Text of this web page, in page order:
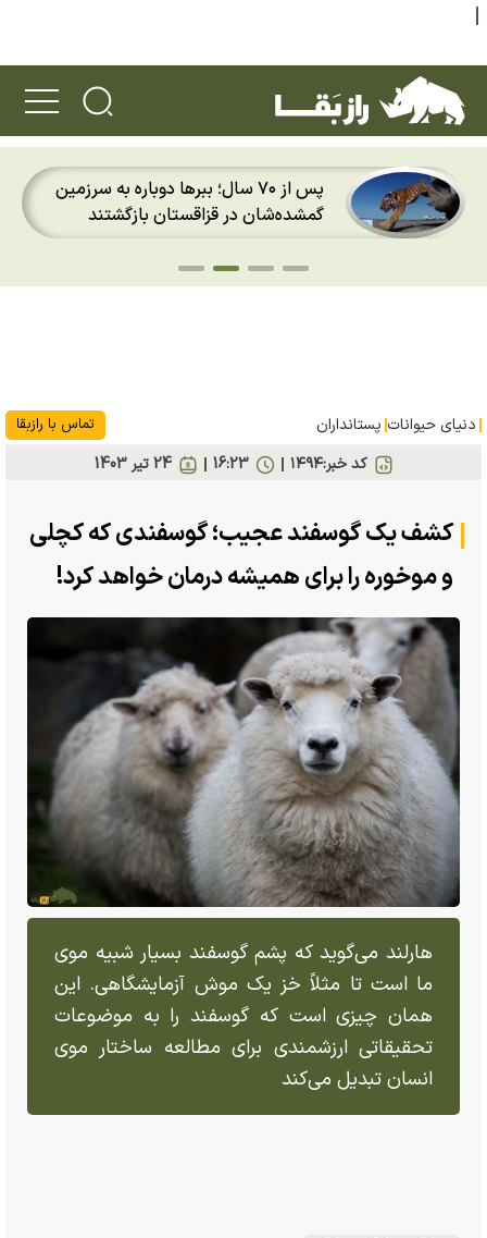
پس از ۲۰ سال؛ قورباغه‌های طلایی پاناما
دوباره باران را روی پوست خود احساس
دنیای حیوانات پستانداران تماس با رازبقا
کد خبر:۱۴۹۴ 24 تير 1403 16:23
کشف یک گوسفند عجیب؛ گوسفندی که کچلی
و موخوره را برای همیشه درمان خواهد کرد!
هارلند می‌گوید که پشم گوسفند بسیار شبیه موی
ما است تا مثلاً خز یک موش آزمایشگاهی. این
همان چیزی است که گوسفند را به موضوعات
تحقیقاتی ارزشمندی برای مطالعه ساختار موی
انسان تبدیل می‌کند